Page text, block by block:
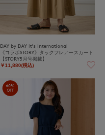
DAY by DAY It's international
《コラボSTORY》タックフレアースカート
【STORY5月号掲載】
￥11,880(税込)
60%
OFF